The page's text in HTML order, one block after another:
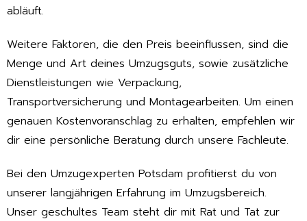
abläuft.
Weitere Faktoren, die den Preis beeinflussen, sind die
Menge und Art deines Umzugsguts, sowie zusätzliche
Dienstleistungen wie Verpackung,
Transportversicherung und Montagearbeiten. Um einen
genauen Kostenvoranschlag zu erhalten, empfehlen wir
dir eine persönliche Beratung durch unsere Fachleute.
Bei den Umzugexperten Potsdam profitierst du von
unserer langjährigen Erfahrung im Umzugsbereich.
Unser geschultes Team steht dir mit Rat und Tat zur